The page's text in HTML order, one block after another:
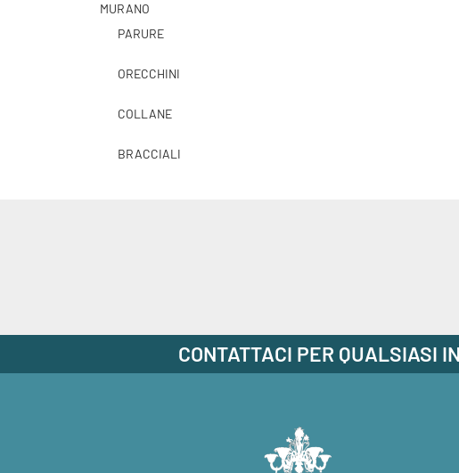
MURANO
PARURE
ORECCHINI
COLLANE
BRACCIALI
CONTATTACI PER QUALSIASI